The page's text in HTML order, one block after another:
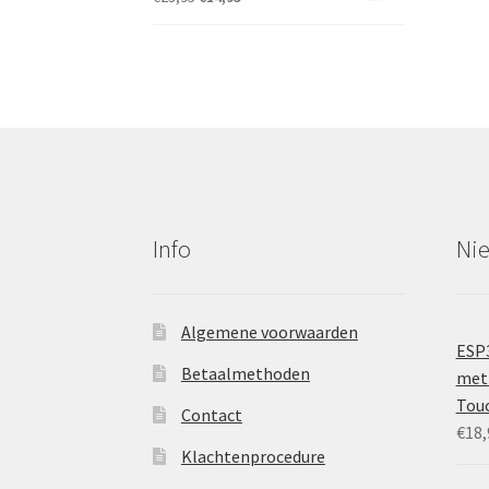
Info
Algemene voorwaarden
Betaalmethoden
Contact
Klachtenprocedure
met
€